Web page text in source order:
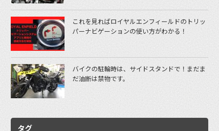
これを見ればロイヤルエンフィールドのトリッ
パーナビゲーションの使い方がわかる！
バイクの駐輪時は、サイドスタンドで！まだま
だ油断は禁物です。
タグ